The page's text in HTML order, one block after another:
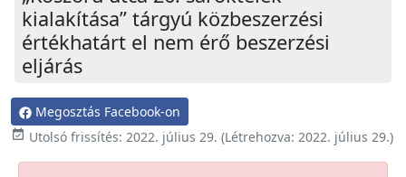
kialakítása” tárgyú közbeszerzési
értékhatárt el nem érő beszerzési
eljárás
Megosztás Facebook-on
 Utolsó frissítés: 2022. július 29. (Létrehozva: 2022. július 29.)